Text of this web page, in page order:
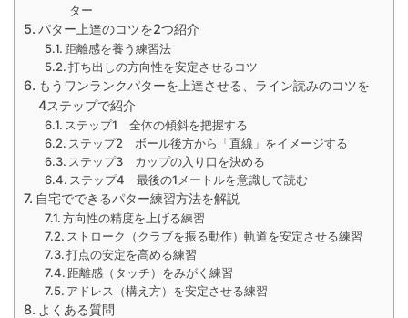
ター
パター上達のコツを2つ紹介
距離感を養う練習法
打ち出しの方向性を安定させるコツ
もうワンランクパターを上達させる、ライン読みのコツを
4ステップで紹介
ステップ1 全体の傾斜を把握する
ステップ2 ボール後方から「直線」をイメージする
ステップ3 カップの入り口を決める
ステップ4 最後の1メートルを意識して読む
自宅でできるパター練習方法を解説
方向性の精度を上げる練習
ストローク（クラブを振る動作）軌道を安定させる練習
打点の安定を高める練習
距離感（タッチ）をみがく練習
アドレス（構え方）を安定させる練習
よくある質問